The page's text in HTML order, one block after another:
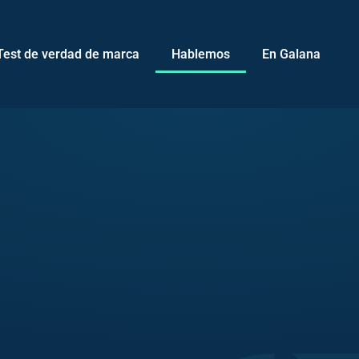
de verdad de marca Hablemos En Galana